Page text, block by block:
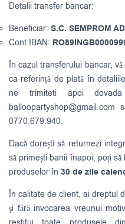
Detalii transfer bancar:
Beneficiar: S.C. SEMPROM
Cont IBAN:
În cazul transferului bancar,
ca referință de plată în
ne trimiteti apoi
balloopartyshop@gmail.com
0770.679.940.
Dacă dorești să returnezi
să primești banii înapoi, poți
produselor în 30 de zile
În calitate de client, ai dreptul
şi fără invocarea vreunui